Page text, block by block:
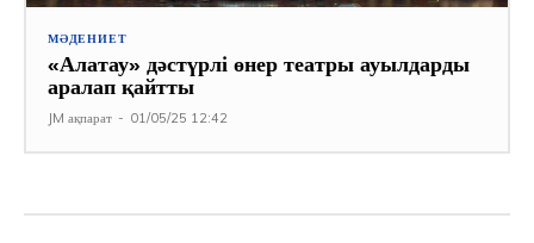
МӘДЕНИЕТ
«Алатау» дәстүрлі өнер театры ауылдарды
аралап қайтты
JM ақпарат - 01/05/25 12:42